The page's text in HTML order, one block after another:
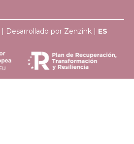
Desarrollado por Zenzink | ES